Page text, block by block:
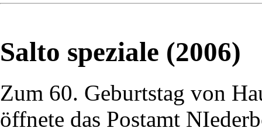
Salto speziale (2006)
Zum 60. Geburtstag von
öffnete das Postamt